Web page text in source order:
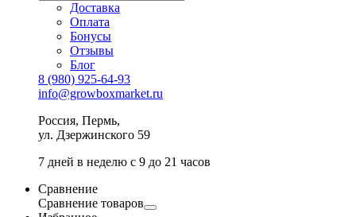
Доставка
Оплата
Бонусы
Отзывы
Блог
8 (980) 925-64-93
info@growboxmarket.ru
Россия, Пермь,
ул. Дзержинского 59
7 дней в неделю с 9 до 21 часов
Сравнение
Сравнение товаров